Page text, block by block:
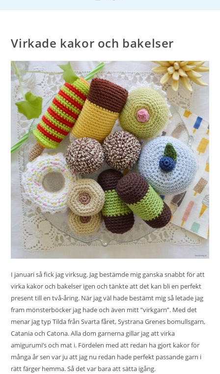
Virkade kakor och bakelser
I januari så fick jag virksug. Jag bestämde mig ganska snabbt för att
virka kakor och bakelser igen och tänkte att det kan bli en perfekt
present till en två-åring. När jag väl hade bestämt mig så letade jag
fram mönsterböcker jag hade och även mitt ”virkgarn”. Med det
menar jag typ Tilda från Svarta fåret, Systrana Grenes bomullsgarn,
Catania och Catona. Alla dom garnerna gillar jag att virka
amigurumi’s och mat i. Fördelen med att redan ha gjort kakor för
många år sen var ju att jag nu redan hade perfekt passande garn i
rätt färger hemma. Så det var bara att sätta igång.